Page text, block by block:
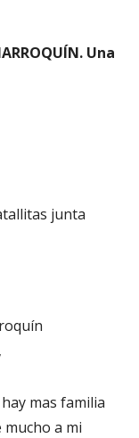
Una
junta
mas familia
a mi